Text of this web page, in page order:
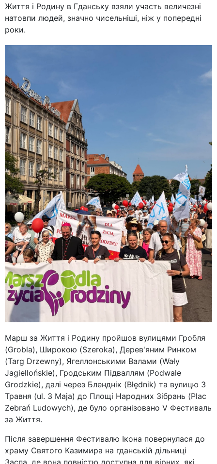
Життя і Родину в Гданську взяли участь величезні
натовпи людей, значно чисельніші, ніж у попередні
роки.
Марш за Життя і Родину пройшов вулицями Гробля
(Grobla), Широкою (Szeroka), Дерев'яним Ринком
(Targ Drzewny), Ягеллонськими Валами (Wały
Jagiellońskie), Гродським Підваллям (Podwale
Grodzkie), далі через Бленднік (Błędnik) та вулицю 3
Травня (ul. 3 Maja) до Площі Народних Зібрань (Plac
Zebrań Ludowych), де було організовано V Фестиваль
за Життя.
Після завершення Фестивалю Ікона повернулася до
храму Святого Казимира на гданській дільниці
Заспа, де вона повністю доступна для вірних, які